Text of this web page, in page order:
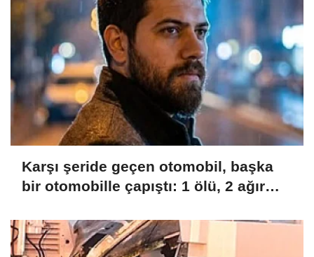
Karşı şeride geçen otomobil, başka
bir otomobille çapıştı: 1 ölü, 2 ağır